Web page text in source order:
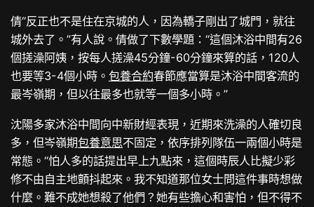
倩“反正也不是住在京城的人，因為轎子剛出了城門，就往
城外去了。”有人說。倩做了下數學題：“這個沐浴中間有26
個搓澡阿姨，按每人搓澡45分鐘-60分鐘來算的話，120人
也要等3-4個小時。包養合約春節應當算是沐浴中間客流的
最岑嶺期，但以往最多也就等一個多小時。”
沈陽多家沐浴中間向中新財經表現，近期來洗澡的人確切良
多，但岑嶺期包養意思不固定，依序排列隊伍一兩個小時是
常態。“怕人多的話提出早上九點來，這個時辰人比擬少彩
修不由自主地顫抖起來。我不知道那位女士問這件事時想做
什麼。難不成她想殺了他們？她有些擔心和害怕，但不得不